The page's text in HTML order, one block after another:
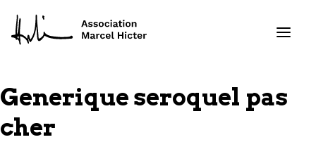
Formations
Generique seroquel pas
cher